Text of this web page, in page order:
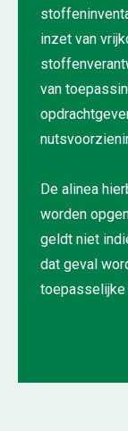
inzet van
van
De alinea
worden
geldt niet
dat geval
toepasselijke